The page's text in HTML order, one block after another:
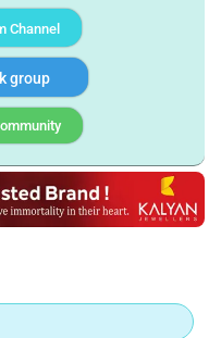
Channel
group